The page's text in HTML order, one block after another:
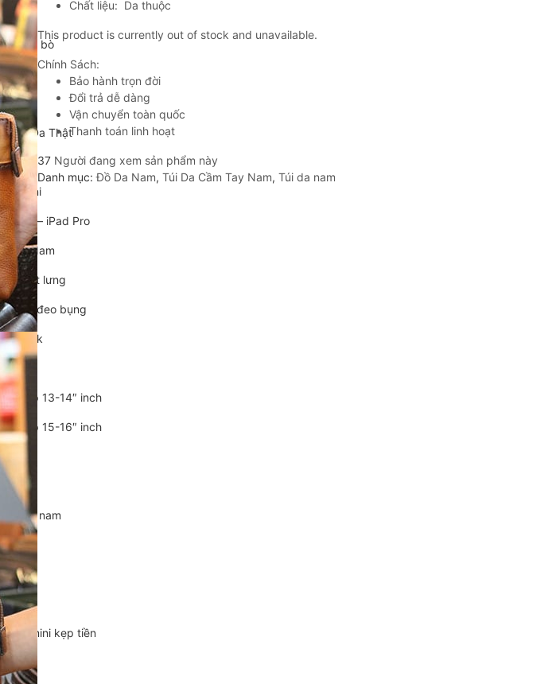
bộ
da bò
nam
Nam Da Thật
mini
mini
Air – iPad Pro
Tay Nam
thắt lưng
ngực, đeo bụng
Laptop 13-14″ inch
15-16″ inch
thật
chéo nam
Nam
– Ví mini kẹp tiền
Chất liệu: Da thuộc
This product is currently out of stock and unavailable.
Chính Sách:
Bảo hành trọn đời
Đổi trả dễ dàng
Vận chuyển toàn quốc
Thanh toán linh hoạt
37 Người đang xem sản phẩm này
Danh mục:Đồ Da Nam, Túi Da Cầm Tay Nam, Túi da nam